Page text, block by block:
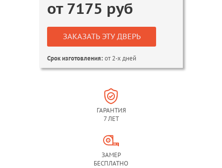
от 7175 руб
ЗАКАЗАТЬ ЭТУ ДВЕРЬ
Срок изготовления:от 2-х дней
ГАРАНТИЯ
7 ЛЕТ
ЗАМЕР
БЕСПЛАТНО